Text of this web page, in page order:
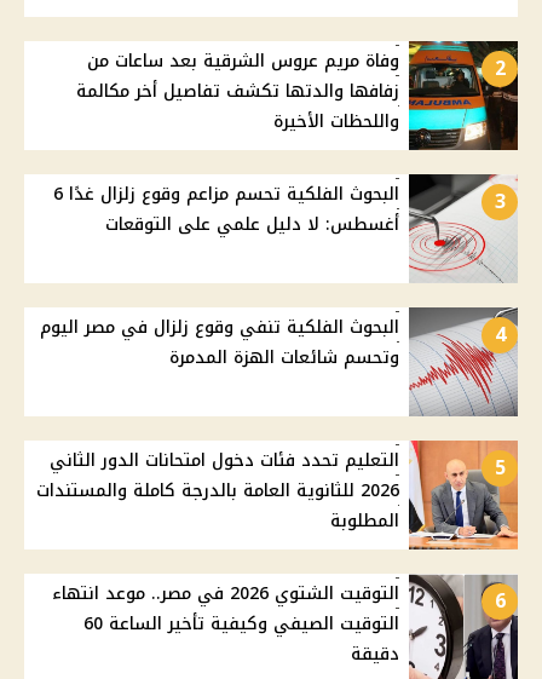
2
وفاة مريم عروس الشرقية بعد ساعات من
زفافها والدتها تكشف تفاصيل أخر مكالمة
واللحظات الأخيرة
3
البحوث الفلكية تحسم مزاعم وقوع زلزال غدًا 6
أغسطس: لا دليل علمي على التوقعات
4
البحوث الفلكية تنفي وقوع زلزال في مصر اليوم
وتحسم شائعات الهزة المدمرة
5
التعليم تحدد فئات دخول امتحانات الدور الثاني
2026 للثانوية العامة بالدرجة كاملة والمستندات
المطلوبة
6
التوقيت الشتوي 2026 في مصر.. موعد انتهاء
التوقيت الصيفي وكيفية تأخير الساعة 60
دقيقة